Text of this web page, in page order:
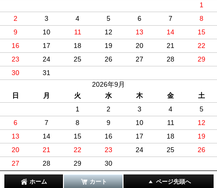
1
2
3 4 5 6 7
8
9
10 11 12 13 14
15
16
17 18 19 20 21
22
23
24 25 26 27 28
29
30
31
2026年9月
日
月 火 水 木 金
土
1
2 3 4
5
6
7 8 9 10 11
12
13
14 15 16 17 18
19
20
21 22 23 24 25
26
27
28 29 30
ホーム カート ページ先頭へ